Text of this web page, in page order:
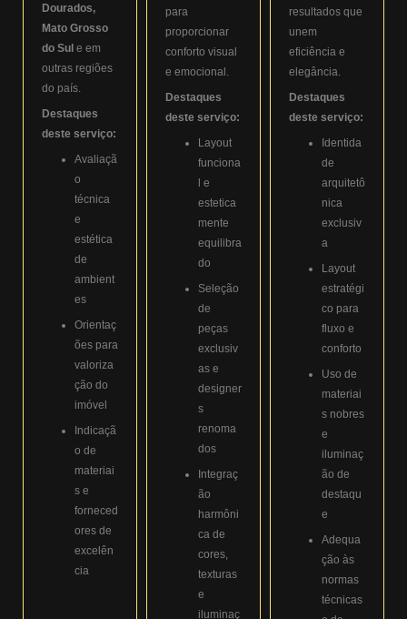
Dourados,
Mato Grosso
do Sul e em
outras regiões
do país.
Destaques
deste serviço:
Avaliaçã
o
técnica
e
estética
de
ambient
es
Orientaç
ões para
valoriza
ção do
imóvel
Indicaçã
o de
materiai
s e
forneced
ores de
excelên
cia
para
proporcionar
conforto visual
e emocional.
Destaques
deste serviço:
Layout
funciona
l e
estetica
mente
equilibra
do
Seleção
de
peças
exclusiv
as e
designer
s
renoma
dos
Integraç
ão
harmôni
ca de
cores,
texturas
e
iluminaç
resultados que
unem
eficiência e
elegância.
Destaques
deste serviço:
Identida
de
arquitetô
nica
exclusiv
a
Layout
estratégi
co para
fluxo e
conforto
Uso de
materiai
s nobres
e
iluminaç
ão de
destaqu
e
Adequa
ção às
normas
técnicas